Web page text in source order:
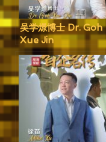
吴学燝博士 Dr. Goh
Xue Jin